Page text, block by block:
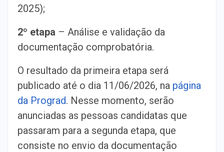
2025);
2º etapa – Análise e validação da
documentação comprobatória.
O resultado da primeira etapa será
publicado até o dia 11/06/2026, na página
da Prograd. Nesse momento, serão
anunciadas as pessoas candidatas que
passaram para a segunda etapa, que
consiste no envio da documentação